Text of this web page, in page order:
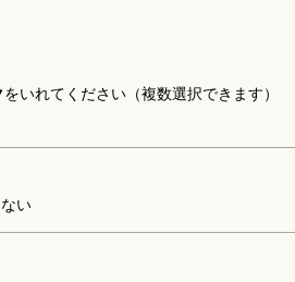
をいれてください（複数選択できます）
い